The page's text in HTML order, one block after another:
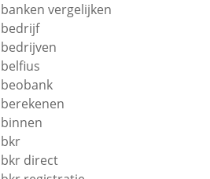
banken vergelijken
bedrijf
bedrijven
belfius
beobank
berekenen
binnen
bkr
bkr direct